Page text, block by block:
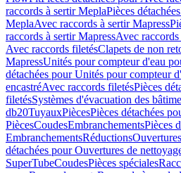
raccords à sertir MeplaPièces
MeplaAvec raccords à sertir Mapress
raccords à sertir MapressAvec
Avec raccords filetésClapets de non
MapressUnités pour compteur d'eau
détachées pour Unités pour compteur
encastréAvec raccords filetésPièces
filetésSystèmes d'évacuation des
db20TuyauxPiècesPièces détachées
PiècesCoudesEmbranchementsPièces
EmbranchementsRéductions
détachées pour Ouvertures de
SuperTubeCoudesPièces spéciales